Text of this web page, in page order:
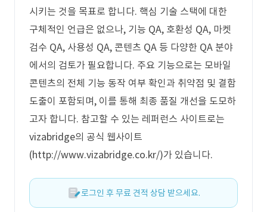
시키는 것을 목표로 합니다. 핵심 기술 스택에 대한
구체적인 언급은 없으나, 기능 QA, 호환성 QA, 마켓
검수 QA, 사용성 QA, 콘텐츠 QA 등 다양한 QA 분야
에서의 검토가 필요합니다. 주요 기능으로는 모바일
콘텐츠의 전체 기능 동작 여부 확인과 취약점 및 결함
도출이 포함되며, 이를 통해 최종 품질 개선을 도모하
고자 합니다. 참고할 수 있는 레퍼런스 사이트로는
vizabridge의 공식 웹사이트
(http://www.vizabridge.co.kr/)가 있습니다.
로그인 후 무료 견적 상담 받으세요.